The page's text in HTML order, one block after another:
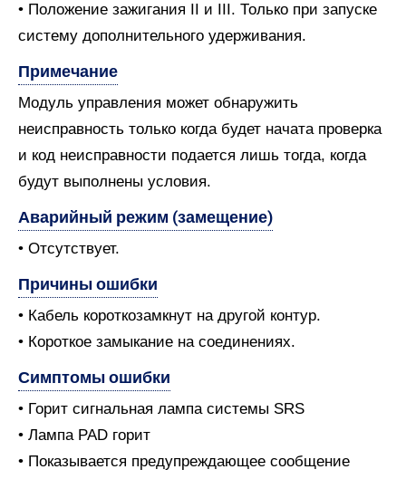
• Положение зажигания II и III. Только при запуске
систему дополнительного удерживания.
Примечание
Модуль управления может обнаружить
неисправность только когда будет начата проверка
и код неисправности подается лишь тогда, когда
будут выполнены условия.
Аварийный режим (замещение)
• Отсутствует.
Причины ошибки
• Кабель короткозамкнут на другой контур.
• Короткое замыкание на соединениях.
Симптомы ошибки
• Горит сигнальная лампа системы SRS
• Лампа PAD горит
• Показывается предупреждающее сообщение